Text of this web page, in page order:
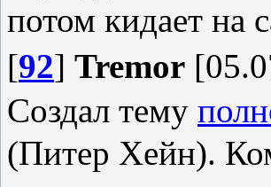
потом кидает на
[92] Tremor
Создал тему
(Питер Хейн).